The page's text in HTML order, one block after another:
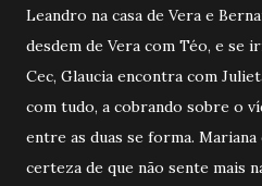
Leandro na casa de Vera e
desdem de Vera com Téo, e se
Cec, Glaucia encontra com
com tudo, a cobrando sobre o
entre as duas se forma.
certeza de que não sente mais